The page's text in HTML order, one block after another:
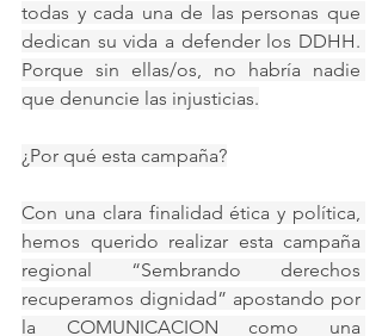
todas y cada una de las personas que
dedican su vida a defender los DDHH.
Porque sin ellas/os, no habría nadie
que denuncie las injusticias.
¿Por qué esta campaña?
Con una clara finalidad ética y política,
hemos querido realizar esta campaña
regional “Sembrando derechos
recuperamos dignidad” apostando por
la COMUNICACION como una